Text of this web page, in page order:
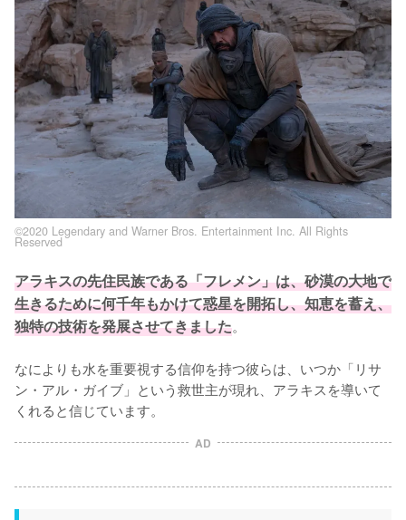
©2020 Legendary and Warner Bros. Entertainment Inc. All Rights
Reserved
アラキスの先住民族である「フレメン」は、砂漠の大地で
生きるために何千年もかけて惑星を開拓し、知恵を蓄え、
独特の技術を発展させてきました。
なによりも水を重要視する信仰を持つ彼らは、いつか「リサ
ン・アル・ガイブ」という救世主が現れ、アラキスを導いて
くれると信じています。
AD